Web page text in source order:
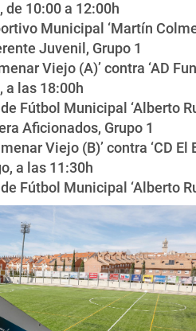
de 10:00 a 12:00h
Municipal ‘Martín
Juvenil, Grupo 1
Viejo (A)’ contra ‘AD
a las 18:00h
Fútbol Municipal ‘Alberto
Aficionados, Grupo 1
Viejo (B)’ contra ‘CD El
a las 11:30h
Fútbol Municipal ‘Alberto